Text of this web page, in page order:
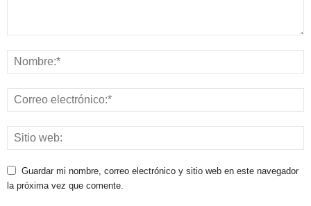
Guardar mi nombre, correo electrónico y sitio web en este navegador
la próxima vez que comente.